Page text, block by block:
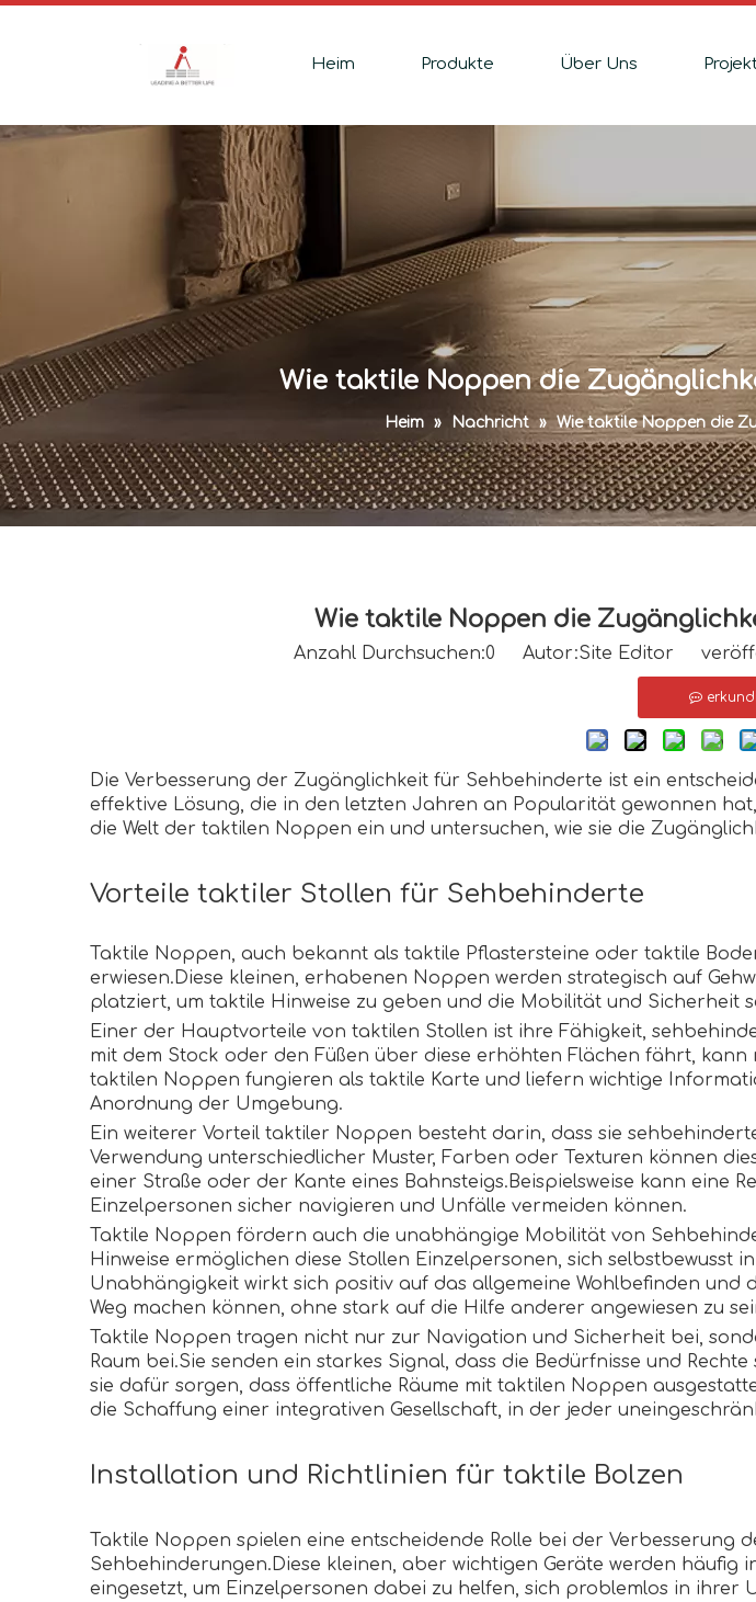
Heim Produkte Über Uns
Wie taktile Noppen die
Heim » Nachricht » Wie taktile Noppen die
Wie taktile Noppen die
Anzahl Durchsuchen:0 Autor:Site Editor
Die Verbesserung der Zugänglichkeit für Sehbehinderte ist ein
effektive Lösung, die in den letzten Jahren an Popularität gewonnen
die Welt der taktilen Noppen ein und untersuchen, wie sie die
Vorteile taktiler Stollen für Sehbehinderte
Taktile Noppen, auch bekannt als taktile Pflastersteine ​​oder taktile
erwiesen.Diese kleinen, erhabenen Noppen werden strategisch auf
platziert, um taktile Hinweise zu geben und die Mobilität und Sicherheit
Einer der Hauptvorteile von taktilen Stollen ist ihre Fähigkeit,
mit dem Stock oder den Füßen über diese erhöhten Flächen fährt,
taktilen Noppen fungieren als taktile Karte und liefern wichtige
Anordnung der Umgebung.
Ein weiterer Vorteil taktiler Noppen besteht darin, dass sie
Verwendung unterschiedlicher Muster, Farben oder Texturen können
einer Straße oder der Kante eines Bahnsteigs.Beispielsweise kann eine
Einzelpersonen sicher navigieren und Unfälle vermeiden können.
Taktile Noppen fördern auch die unabhängige Mobilität von
Hinweise ermöglichen diese Stollen Einzelpersonen, sich
Unabhängigkeit wirkt sich positiv auf das allgemeine Wohlbefinden
Weg machen können, ohne stark auf die Hilfe anderer angewiesen zu
Taktile Noppen tragen nicht nur zur Navigation und Sicherheit bei,
Raum bei.Sie senden ein starkes Signal, dass die Bedürfnisse und
sie dafür sorgen, dass öffentliche Räume mit taktilen Noppen
die Schaffung einer integrativen Gesellschaft, in der jeder
Installation und Richtlinien für taktile Bolzen
Taktile Noppen spielen eine entscheidende Rolle bei der Verbesserung
Sehbehinderungen.Diese kleinen, aber wichtigen Geräte werden häufig
eingesetzt, um Einzelpersonen dabei zu helfen, sich problemlos in ihrer